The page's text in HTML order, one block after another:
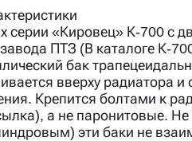
серии «Кировец» К-700
завода ПТЗ (В каталоге К-
бак
вверху
Крепится болтами к
а не паронитовые.
эти баки не